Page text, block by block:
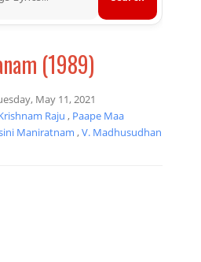
(1989)
May 11, 2021
Raju , Paape Maa
Maniratnam ,V. Madhusudhan